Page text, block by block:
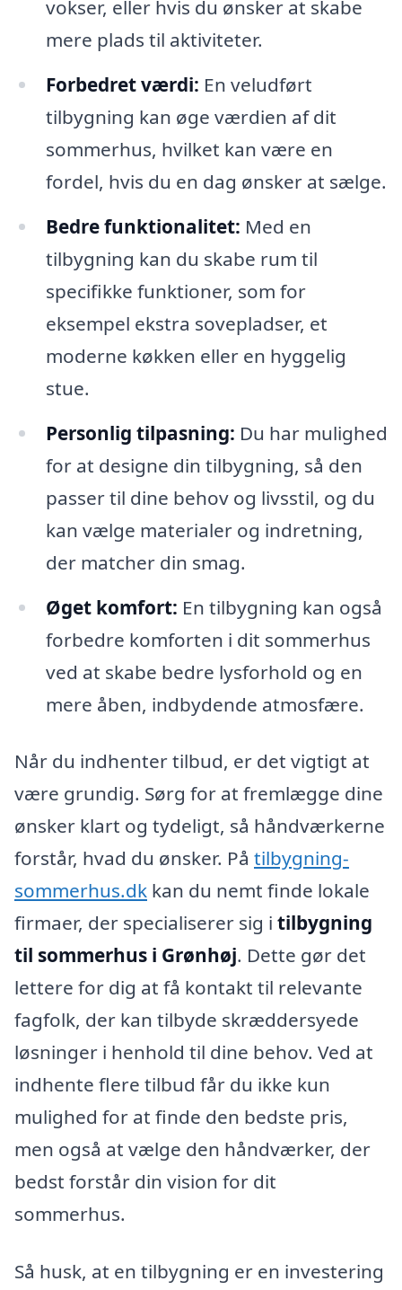
vokser, eller hvis du ønsker at skabe
mere plads til aktiviteter.
Forbedret værdi: En veludført
tilbygning kan øge værdien af dit
sommerhus, hvilket kan være en
fordel, hvis du en dag ønsker at sælge.
Bedre funktionalitet: Med en
tilbygning kan du skabe rum til
specifikke funktioner, som for
eksempel ekstra sovepladser, et
moderne køkken eller en hyggelig
stue.
Personlig tilpasning: Du har mulighed
for at designe din tilbygning, så den
passer til dine behov og livsstil, og du
kan vælge materialer og indretning,
der matcher din smag.
Øget komfort: En tilbygning kan også
forbedre komforten i dit sommerhus
ved at skabe bedre lysforhold og en
mere åben, indbydende atmosfære.
Når du indhenter tilbud, er det vigtigt at
være grundig. Sørg for at fremlægge dine
ønsker klart og tydeligt, så håndværkerne
forstår, hvad du ønsker. På tilbygning-
sommerhus.dk kan du nemt finde lokale
firmaer, der specialiserer sig i tilbygning
til sommerhus i Grønhøj. Dette gør det
lettere for dig at få kontakt til relevante
fagfolk, der kan tilbyde skræddersyede
løsninger i henhold til dine behov. Ved at
indhente flere tilbud får du ikke kun
mulighed for at finde den bedste pris,
men også at vælge den håndværker, der
bedst forstår din vision for dit
sommerhus.
Så husk, at en tilbygning er en investering